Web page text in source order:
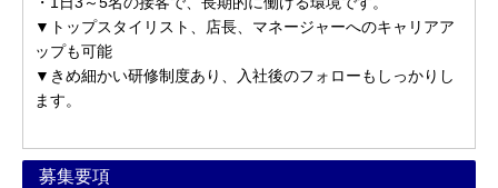
▼トップスタイリスト、店長、マネージャーへのキャリアア
ップも可能
▼きめ細かい研修制度あり、入社後のフォローもしっかりし
ます。
募集要項